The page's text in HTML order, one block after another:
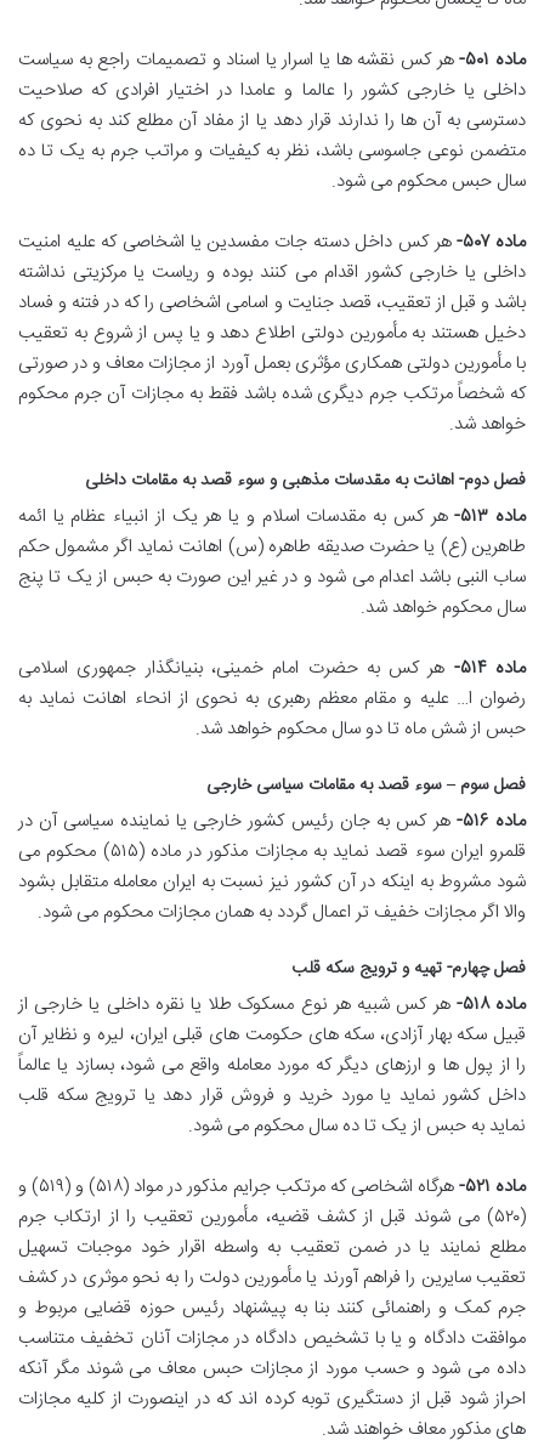
ماده ۵۰۱-
هر کس نقشه ها یا اسرار یا اسناد و تصمیمات راجع به سیاست
داخلی یا خارجی کشور را عالما و عامدا در اختیار افرادی که صلاحیت
دسترسی به آن ها را ندارند قرار دهد یا از مفاد آن مطلع کند به نحوی که
متضمن نوعی جاسوسی باشد، نظر به کیفیات و مراتب جرم به یک تا ده
سال حبس محکوم می شود.
ماده ۵۰۷-
هر کس داخل دسته جات مفسدین یا اشخاصی که علیه امنیت
داخلی یا خارجی کشور اقدام می کنند بوده و ریاست یا مرکزیتی نداشته
باشد و قبل از تعقیب، قصد جنایت و اسامی اشخاصی را که در فتنه و فساد
دخیل هستند به مأمورین دولتی اطلاع دهد و یا پس از شروع به تعقیب
با مأمورین دولتی همکاری مؤثری بعمل آورد از مجازات معاف و در صورتی
که شخصاً مرتکب جرم دیگری شده باشد فقط به مجازات آن جرم محکوم
خواهد شد.
فصل دوم- اهانت به مقدسات مذهبی و سوء قصد به مقامات داخلی
ماده ۵۱۳-
هر کس به مقدسات اسلام و یا هر یک از انبیاء عظام یا ائمه
طاهرین (ع) یا حضرت صدیقه طاهره (س) اهانت نماید اگر مشمول حکم
ساب النبی باشد اعدام می شود و در غیر این صورت به حبس از یک تا پنج
سال محکوم خواهد شد.
ماده ۵۱۴-
هر کس به حضرت امام خمینی، بنیانگذار جمهوری اسلامی
رضوان ا… علیه و مقام معظم رهبری به نحوی از انحاء اهانت نماید به
حبس از شش ماه تا دو سال محکوم خواهد شد.
فصل سوم – سوء قصد به مقامات سیاسی خارجی
ماده ۵۱۶-
هر کس به جان رئیس کشور خارجی یا نماینده سیاسی آن در
قلمرو ایران سوء قصد نماید به مجازات مذکور در ماده (۵۱۵) محکوم می
شود مشروط به اینکه در آن کشور نیز نسبت به ایران معامله متقابل بشود
والا اگر مجازات خفیف تر اعمال گردد به همان مجازات محکوم می شود.
فصل چهارم- تهیه و ترویج سکه قلب
ماده ۵۱۸-
هر کس شبیه هر نوع مسکوک طلا یا نقره داخلی یا خارجی از
قبیل سکه بهار آزادی، سکه های حکومت های قبلی ایران، لیره و نظایر آن
را از پول ها و ارزهای دیگر که مورد معامله واقع می شود، بسازد یا عالماً
داخل کشور نماید یا مورد خرید و فروش قرار دهد یا ترویج سکه قلب
نماید به حبس از یک تا ده سال محکوم می شود.
ماده ۵۲۱-
هرگاه اشخاصی که مرتکب جرایم مذکور در مواد (۵۱۸) و (۵۱۹) و
(۵۲۰) می شوند قبل از کشف قضیه، مأمورین تعقیب را از ارتکاب جرم
مطلع نمایند یا در ضمن تعقیب به واسطه اقرار خود موجبات تسهیل
تعقیب سایرین را فراهم آورند یا مأمورین دولت را به نحو موثری در کشف
جرم کمک و راهنمائی کنند بنا به پیشنهاد رئیس حوزه قضایی مربوط و
موافقت دادگاه و یا با تشخیص دادگاه در مجازات آنان تخفیف متناسب
داده می شود و حسب مورد از مجازات حبس معاف می شوند مگر آنکه
احراز شود قبل از دستگیری توبه کرده اند که در اینصورت از کلیه مجازات
های مذکور معاف خواهند شد.